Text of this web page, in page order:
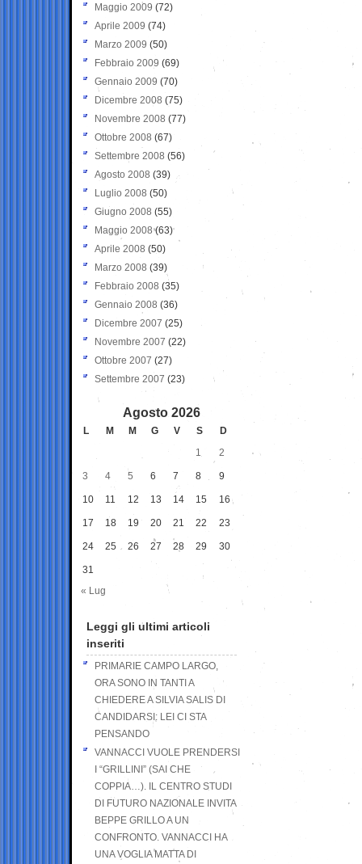
Maggio 2009 (72)
Aprile 2009 (74)
Marzo 2009 (50)
Febbraio 2009 (69)
Gennaio 2009 (70)
Dicembre 2008 (75)
Novembre 2008 (77)
Ottobre 2008 (67)
Settembre 2008 (56)
Agosto 2008 (39)
Luglio 2008 (50)
Giugno 2008 (55)
Maggio 2008(63)
Aprile 2008 (50)
Marzo 2008 (39)
Febbraio 2008 (35)
Gennaio 2008 (36)
Dicembre 2007 (25)
Novembre 2007 (22)
Ottobre 2007 (27)
Settembre 2007 (23)
Agosto 2026
L M M G V S
D
1
2
3 4 5 6 7 8 9
10 11 12 13 14 15 16
17 18 19 20 21 22 23
24 25 26 27 28 29 30
31
« Lug
Leggi gli ultimi articoli
inseriti
PRIMARIE CAMPO LARGO,
ORA SONO IN TANTI A
CHIEDERE A SILVIA SALIS DI
CANDIDARSI: LEI CI STA
PENSANDO
VANNACCI VUOLE PRENDERSI
I “GRILLINI” (SAI CHE
COPPIA…). IL CENTRO STUDI
DI FUTURO NAZIONALE INVITA
BEPPE GRILLO A UN
CONFRONTO. VANNACCI HA
UNA VOGLIA MATTA DI